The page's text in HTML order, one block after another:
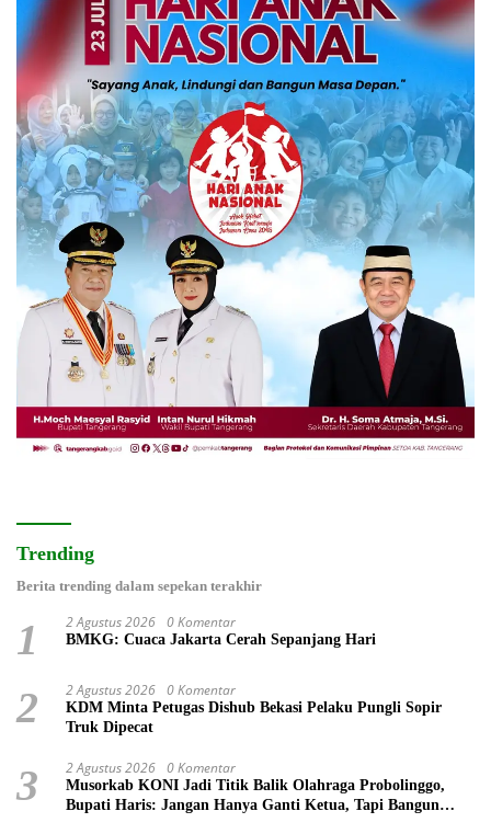
Trending
Berita trending dalam sepekan terakhir
1 2 Agustus 2026 0 Komentar
BMKG: Cuaca Jakarta Cerah Sepanjang Hari
2 2 Agustus 2026 0 Komentar
KDM Minta Petugas Dishub Bekasi Pelaku Pungli Sopir
Truk Dipecat
3 2 Agustus 2026 0 Komentar
Musorkab KONI Jadi Titik Balik Olahraga Probolinggo,
Bupati Haris: Jangan Hanya Ganti Ketua, Tapi Bangun